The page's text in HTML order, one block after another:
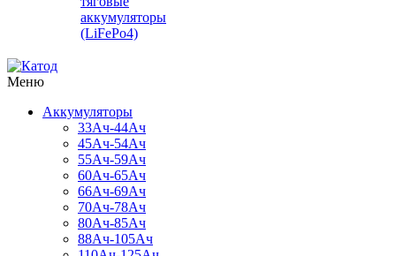
аккумуляторы
(LiFePo4)
Меню
Аккумуляторы
33Ач-44Ач
45Ач-54Ач
55Ач-59Ач
60Ач-65Ач
66Ач-69Ач
70Ач-78Ач
80Ач-85Ач
88Ач-105Ач